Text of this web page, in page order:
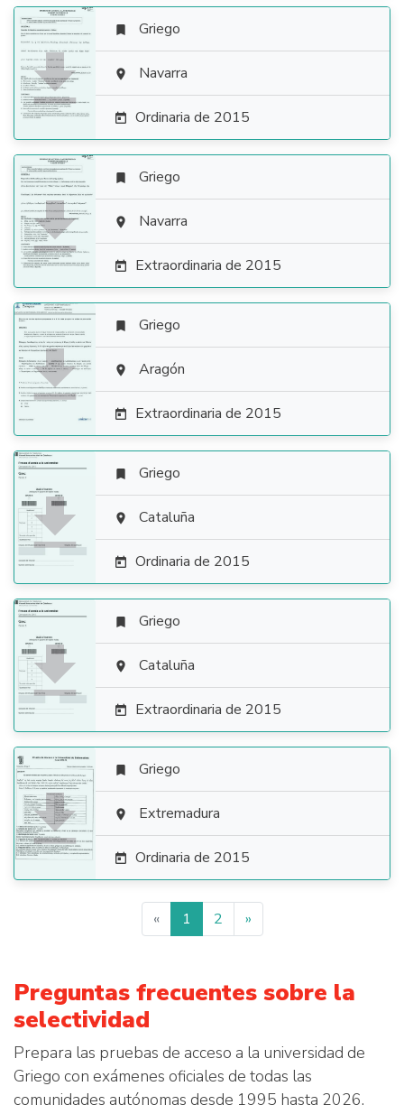

 Griego
 Navarra
 Ordinaria de 2015

 Griego
 Navarra
 Extraordinaria de 2015

 Griego
 Aragón
 Extraordinaria de 2015

 Griego
 Cataluña
 Ordinaria de 2015

 Griego
 Cataluña
 Extraordinaria de 2015

 Griego
 Extremadura
 Ordinaria de 2015
« 1 2 »
Preguntas frecuentes sobre la
selectividad
Prepara las pruebas de acceso a la universidad de
Griego con exámenes oficiales de todas las
comunidades autónomas desde 1995 hasta 2026.